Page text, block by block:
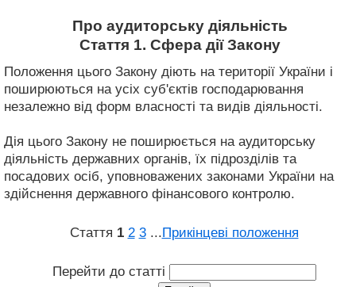
Про аудиторську діяльність
Стаття 1. Сфера дії Закону
Положення цього Закону діють на території України і
поширюються на усіх суб'єктів господарювання
незалежно від форм власності та видів діяльності.
Дія цього Закону не поширюється на аудиторську
діяльність державних органів, їх підрозділів та
посадових осіб, уповноважених законами України на
здійснення державного фінансового контролю.
Стаття 1 2 3 ...Прикінцеві положення
Перейти до статті